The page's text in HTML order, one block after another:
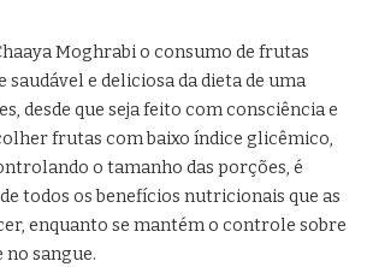
Moghrabi o consumo de frutas
saudável e deliciosa da dieta de uma
desde que seja feito com consciência e
frutas com baixo índice glicêmico,
o tamanho das porções, é
todos os benefícios nutricionais que as
enquanto se mantém o controle sobre
no sangue.